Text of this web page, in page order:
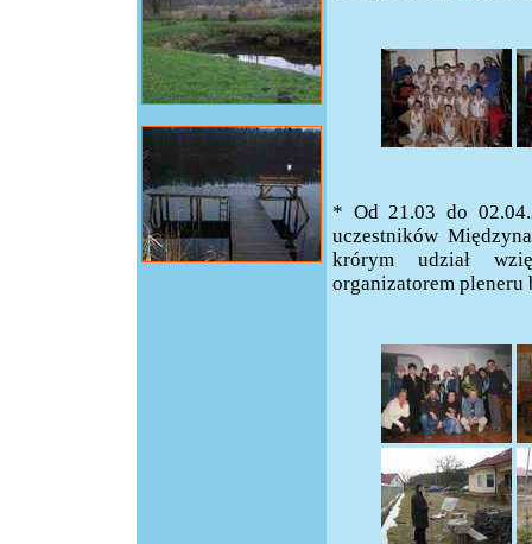
* Od 21.03 do
uczestników
krórym udział
organizatorem